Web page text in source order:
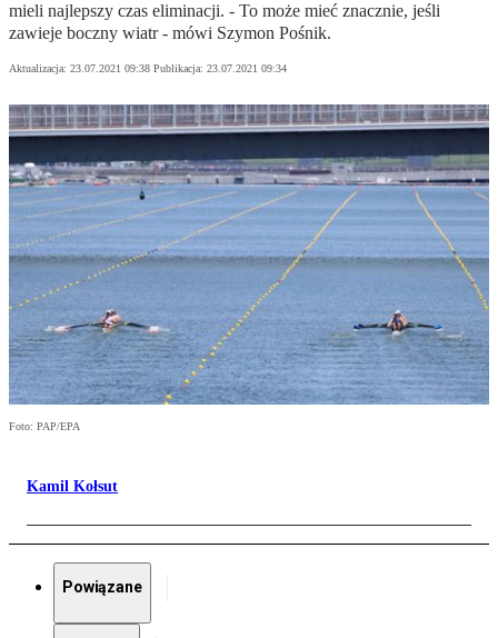
mieli najlepszy czas eliminacji. - To może mieć znacznie, jeśli
zawieje boczny wiatr - mówi Szymon Pośnik.
Aktualizacja: 23.07.2021 09:38 Publikacja: 23.07.2021 09:34
Foto: PAP/EPA
Kamil Kołsut
Powiązane